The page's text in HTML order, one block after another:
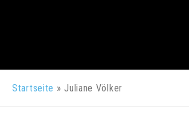
Startseite »Juliane Völker